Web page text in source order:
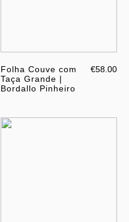
Folha Couve com
Taça Grande |
Bordallo Pinheiro
€58.00